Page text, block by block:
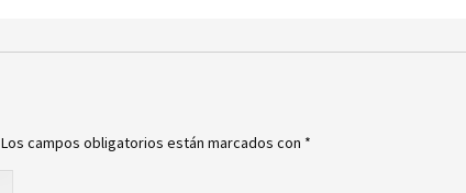
Los campos obligatorios están marcados con *